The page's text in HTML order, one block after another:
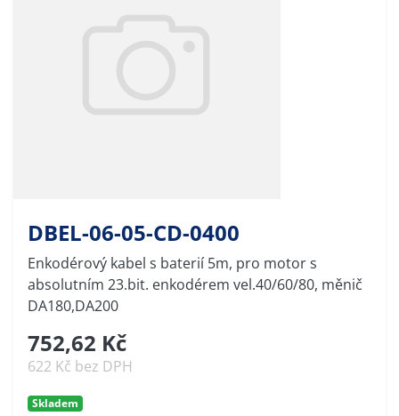
DBEL-06-05-CD-0400
Enkodérový kabel s baterií 5m, pro motor s
absolutním 23.bit. enkodérem vel.40/60/80, měnič
DA180,DA200
752,62 Kč
622 Kč bez DPH
Skladem